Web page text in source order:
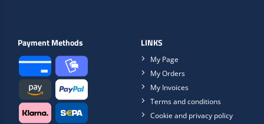
Payment Methods LINKS
My Page
My Orders
My Invoices
Terms and conditions
Cookie and privacy policy